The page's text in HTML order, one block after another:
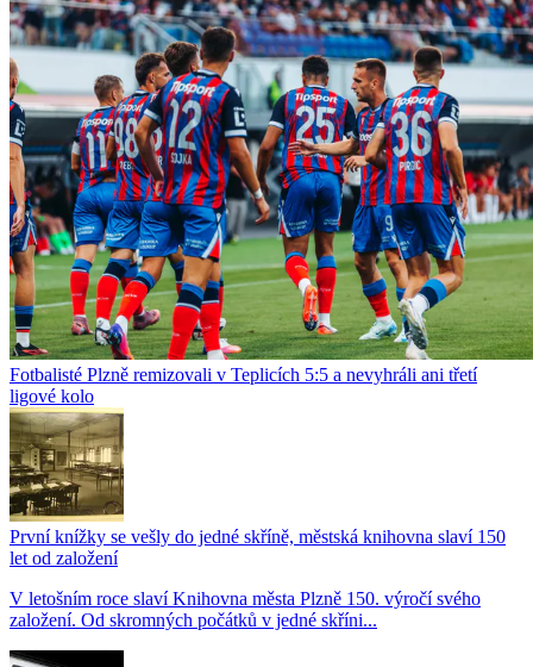
Fotbalisté Plzně remizovali v Teplicích 5:5 a nevyhráli ani třetí
ligové kolo
První knížky se vešly do jedné skříně, městská knihovna slaví 150
let od založení
V letošním roce slaví Knihovna města Plzně 150. výročí svého
založení. Od skromných počátků v jedné skříni...